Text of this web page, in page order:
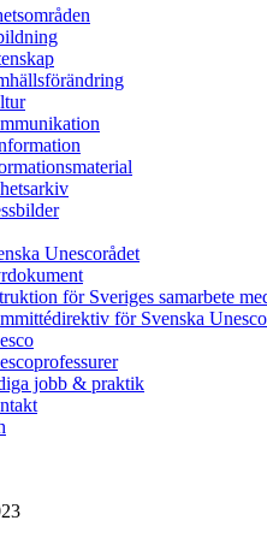
Unescorådet
för Sveriges samarbete
för Svenska
jobb & praktik